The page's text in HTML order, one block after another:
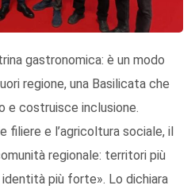
gastronomica: è un modo
regione, una Basilicata che
e costruisce inclusione.
filiere e l’agricoltura sociale, il
regionale: territori più
più forte». Lo dichiara